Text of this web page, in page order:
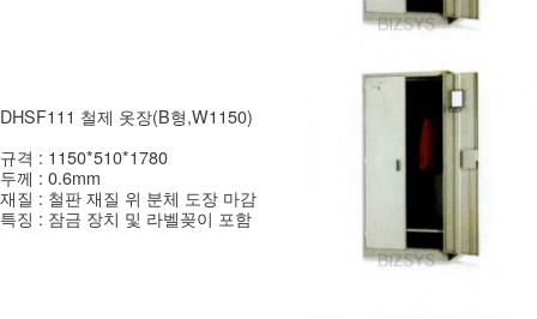
DHSF111 철제 옷장(B형,W1150)
규격 : 1150*510*1780
두께 : 0.6mm
재질 : 철판 재질 위 분체 도장 마감
특징 : 잠금 장치 및 라벨꽂이 포함